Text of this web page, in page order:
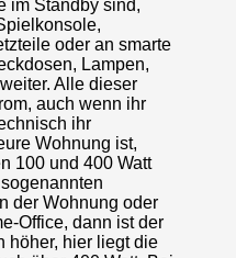
im Standby sind,
oder an smarte
Lampen,
Alle dieser
auch wenn ihr
ihr
Wohnung ist,
100 und 400 Watt
der Wohnung oder
Office, dann ist der
höher, hier liegt die